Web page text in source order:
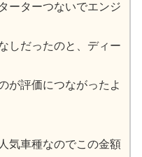
ーターつないでエンジ
しだったのと、ディー
が評価につながったよ
気車種なのでこの金額